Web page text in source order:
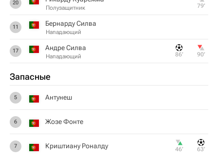
20
Полузащитник 79‎’‎
11 Бернарду Силва
Нападающий
17 Андре Силва
Нападающий 86‎’‎ 90‎’‎
Запасные
5 Антунеш
6 Жозе Фонте
7 Криштиану Роналду 46‎’‎ 63‎’‎